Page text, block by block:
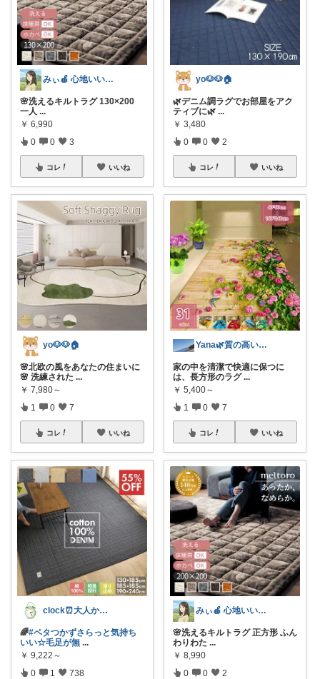
みぃ🍎 心地いい暮らし
🌸洗えるキルトラグ 130×200
一人 ...
￥ 6,990
0 0 3
コレ いいね
yo🐶🐶🏠
🌸北欧の風をあなたの住まいに
🌸 洗練された ...
￥ 7,980～
1 0 7
コレ いいね
clock⏰大人かわいい
🌈#ベタつかずさらっと気持ち
いい☆毛足が無 ...
￥ 9,222～
0 1 738
yo🐶🐶🏠
🌿デニム調ラグでお部屋をアク
ティブに🌿 ...
￥ 3,480
0 0 2
コレ いいね
Yana🌿質の高い暮らしのROOM
家の中を清潔で快適に保つに
は、長方形のラグ ...
￥ 5,400～
1 0 7
コレ いいね
みぃ🍎 心地いい暮らし
🌸洗えるキルトラグ 正方形 ふん
わりわた ...
￥ 8,990
0 0 2